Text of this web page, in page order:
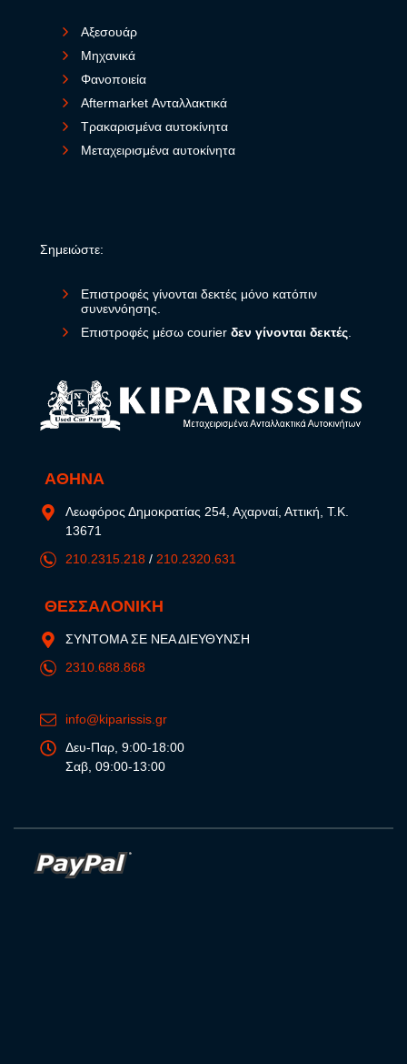
Αξεσουάρ
Μηχανικά
Φανοποιεία
Aftermarket Ανταλλακτικά
Τρακαρισμένα αυτοκίνητα
Μεταχειρισμένα αυτοκίνητα
Σημειώστε:
Επιστροφές γίνονται δεκτές μόνο κατόπιν
συνεννόησης.
Επιστροφές μέσω courier δεν γίνονται δεκτές
ΑΘΗΝΑ
Λεωφόρος Δημοκρατίας 254, Αχαρναί, Αττική, Τ.Κ.
13671
210.2315.218 / 210.2320.631
ΘΕΣΣΑΛΟΝΙΚΗ
ΣΥΝΤΟΜΑ ΣΕ ΝΕΑ ΔΙΕΥΘΥΝΣΗ
2310.688.868
info@kiparissis.gr
Δευ-Παρ, 9:00-18:00
Σαβ, 09:00-13:00